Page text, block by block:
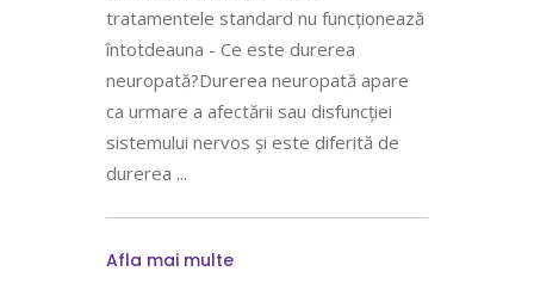
tratamentele standard nu funcționează
întotdeauna - Ce este durerea
neuropată?Durerea neuropată apare
ca urmare a afectării sau disfuncției
sistemului nervos și este diferită de
durerea
Afla mai multe